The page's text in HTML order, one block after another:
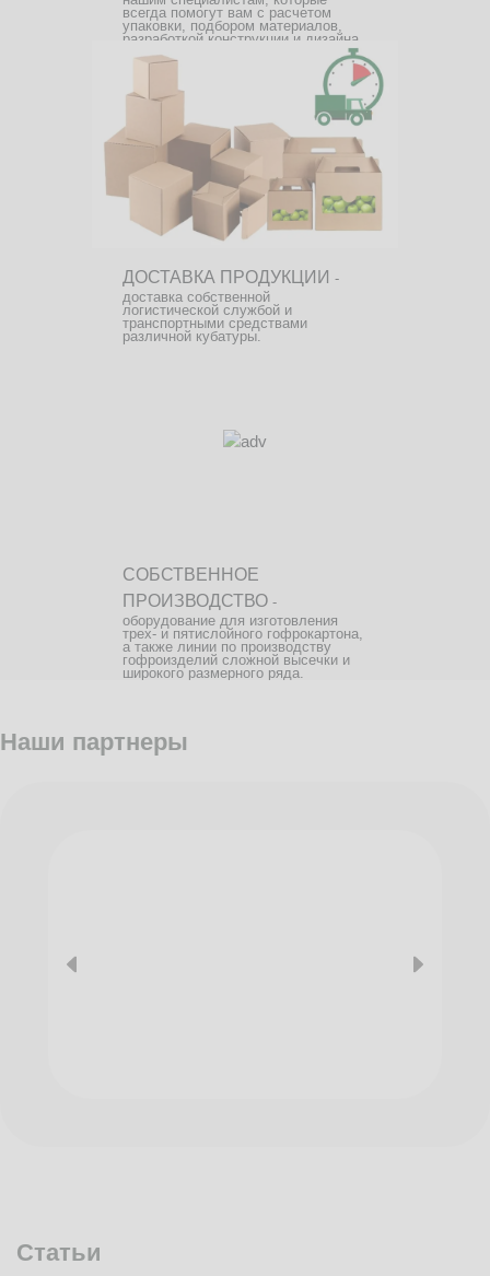
всегда помогут вам с расчетом
упаковки, подбором материалов,
разработкой конструкции и дизайна.
ДОСТАВКА ПРОДУКЦИИ -
доставка собственной
логистической службой и
транспортными средствами
различной кубатуры.
СОБСТВЕННОЕ
ПРОИЗВОДСТВО -
оборудование для изготовления
трех- и пятислойного гофрокартона,
а также линии по производству
гофроизделий сложной высечки и
широкого размерного ряда.
Наши партнеры
Статьи